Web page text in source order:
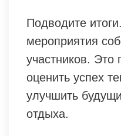
Подводите
мероприятия
участников. Это
оценить успех
улучшить
отдыха.